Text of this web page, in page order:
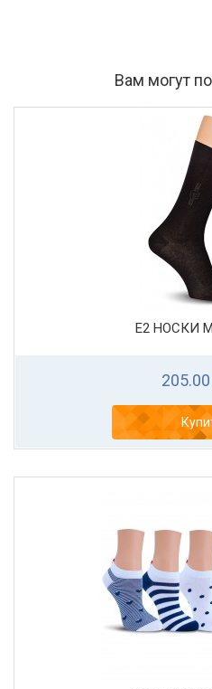
Вам могут
Е2 НОСКИ